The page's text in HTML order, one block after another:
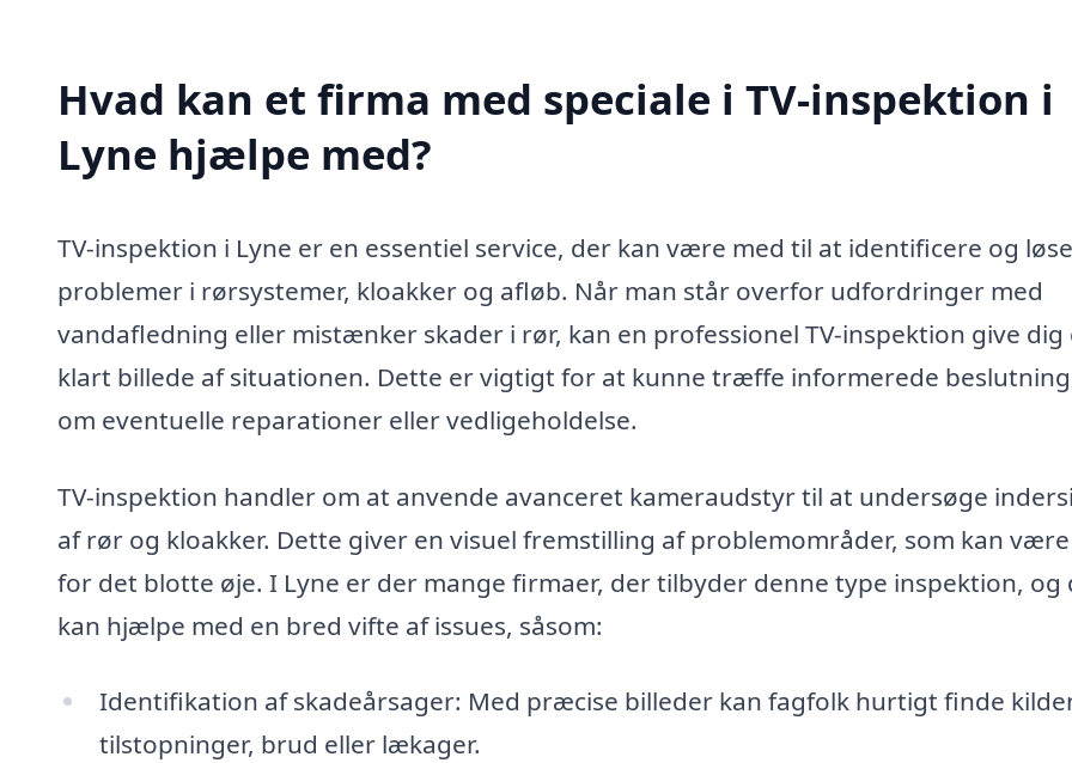
Hvad kan et firma med speciale i TV-inspektion i
Lyne hjælpe med?
TV-inspektion i Lyne er en essentiel service, der kan være med til at identificere og løse
problemer i rørsystemer, kloakker og afløb. Når man står overfor udfordringer med
vandafledning eller mistænker skader i rør, kan en professionel TV-inspektion give dig
klart billede af situationen. Dette er vigtigt for at kunne træffe informerede
om eventuelle reparationer eller vedligeholdelse.
TV-inspektion handler om at anvende avanceret kameraudstyr til at undersøge
af rør og kloakker. Dette giver en visuel fremstilling af problemområder, som kan
for det blotte øje. I Lyne er der mange firmaer, der tilbyder denne type inspektion, og
kan hjælpe med en bred vifte af issues, såsom:
Identifikation af skadeårsager: Med præcise billeder kan fagfolk hurtigt finde
tilstopninger, brud eller lækager.